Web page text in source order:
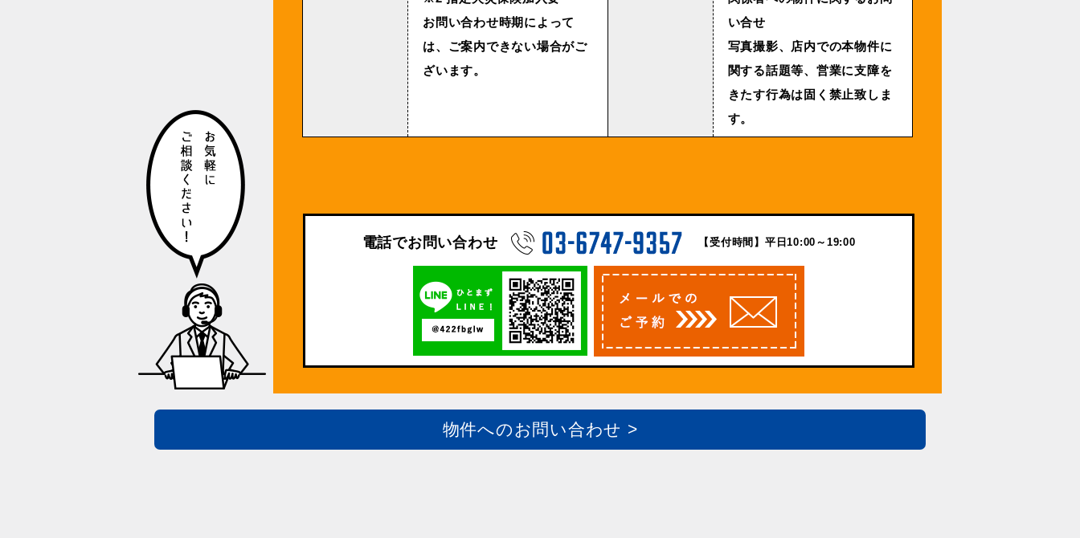
お問い合わせ時期によって
は、ご案内できない場合がご
ざいます。
い合せ
写真撮影、店内での本物件に
関する話題等、営業に支障を
きたす行為は固く禁止致しま
す。
電話でお問い合わせ 【受付時間】平日10:00～19:00
物件へのお問い合わせ >